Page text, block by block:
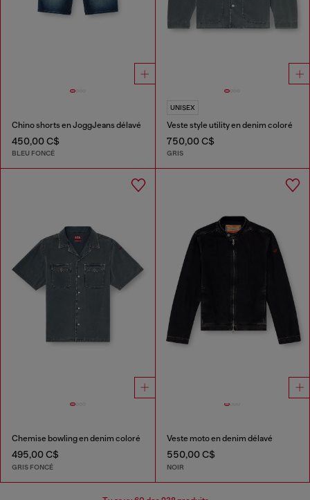
Chino shorts en JoggJeans délavé
450,00 C$
BLEU FONCÉ
UNISEX
Veste style utility en denim coloré
750,00 C$
GRIS
Chemise bowling en denim coloré
495,00 C$
GRIS FONCÉ
Veste moto en denim délavé
550,00 C$
NOIR